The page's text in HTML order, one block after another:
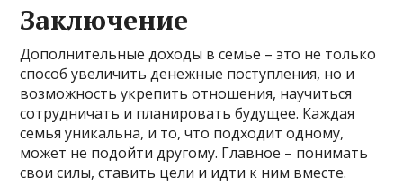
Заключение
Дополнительные доходы в семье – это не только
способ увеличить денежные поступления, но и
возможность укрепить отношения, научиться
сотрудничать и планировать будущее. Каждая
семья уникальна, и то, что подходит одному,
может не подойти другому. Главное – понимать
свои силы, ставить цели и идти к ним вместе.